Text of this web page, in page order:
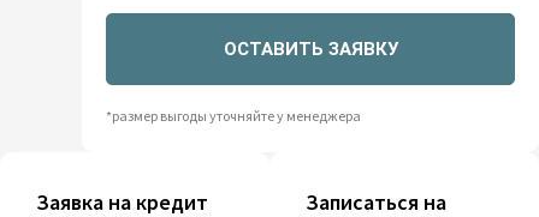
ОСТАВИТЬ ЗАЯВКУ
*размер выгоды уточняйте у менеджера
Заявка на кредит
Записаться на